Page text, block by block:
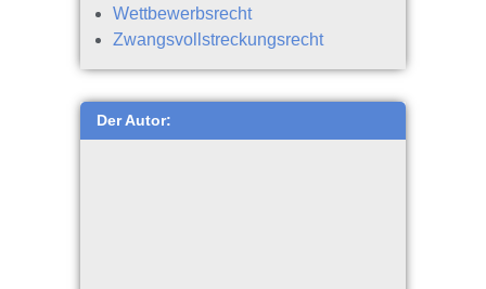
Wettbewerbsrecht
Zwangsvollstreckungsrecht
Der Autor: